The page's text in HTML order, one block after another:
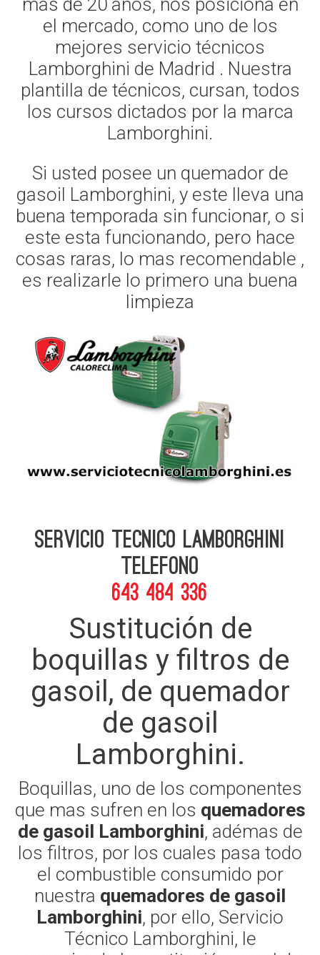
mas de 20 años, nos posiciona en
el mercado, como uno de los
mejores servicio técnicos
Lamborghini de Madrid . Nuestra
plantilla de técnicos, cursan, todos
los cursos dictados por la marca
Lamborghini.
Si usted posee un quemador de
gasoil Lamborghini, y este lleva una
buena temporada sin funcionar, o si
este esta funcionando, pero hace
cosas raras, lo mas recomendable ,
es realizarle lo primero una buena
limpieza
Servicio Tecnico Lamborghini
telefono
643 484 336
Sustitución de
boquillas y filtros de
gasoil, de quemador
de gasoil
Lamborghini.
Boquillas, uno de los componentes
que mas sufren en los quemadores
de gasoil Lamborghini, adémas de
los filtros, por los cuales pasa todo
el combustible consumido por
nuestra quemadores de gasoil
Lamborghini, por ello, Servicio
Técnico Lamborghini, le